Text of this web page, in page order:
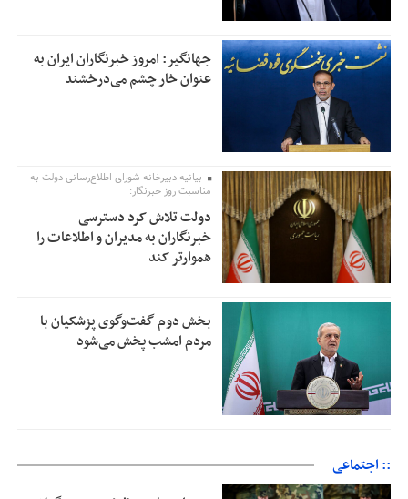
جهانگیر: امروز خبرنگاران ایران به
عنوان خار چشم می‌درخشند
بیانیه دبیرخانه شورای اطلاع‌رسانی دولت به
مناسبت روز خبرنگار:
دولت تلاش کرد دسترسی
خبرنگاران به مدیران و اطلاعات را
هموارتر کند
بخش دوم گفت‌وگوی پزشکیان با
مردم امشب پخش می‌شود
:: اجتماعی